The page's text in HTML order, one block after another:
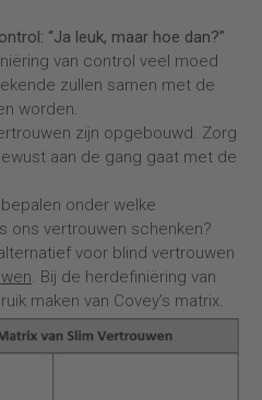
“Ja leuk, maar hoe dan?”
van control veel moed
zullen samen met de
worden.
zijn opgebouwd. Zorg
aan de gang gaat met de
onder welke
ons vertrouwen schenken?
voor blind vertrouwen
. Bij de herdefiniëring van
maken van Covey’s matrix.